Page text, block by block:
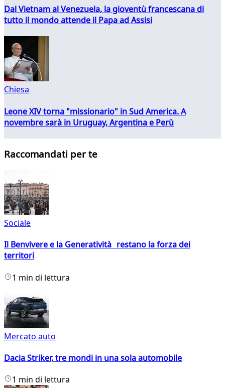
Dal Vietnam al Venezuela, la gioventù francescana di
tutto il mondo attende il Papa ad Assisi
Chiesa
Leone XIV torna "missionario" in Sud America. A
novembre sarà in Uruguay, Argentina e Perù
Raccomandati per te
Sociale
Il Benvivere e la Generatività restano la forza dei
territori
1 min di lettura
Mercato auto
Dacia Striker, tre mondi in una sola automobile
1 min di lettura